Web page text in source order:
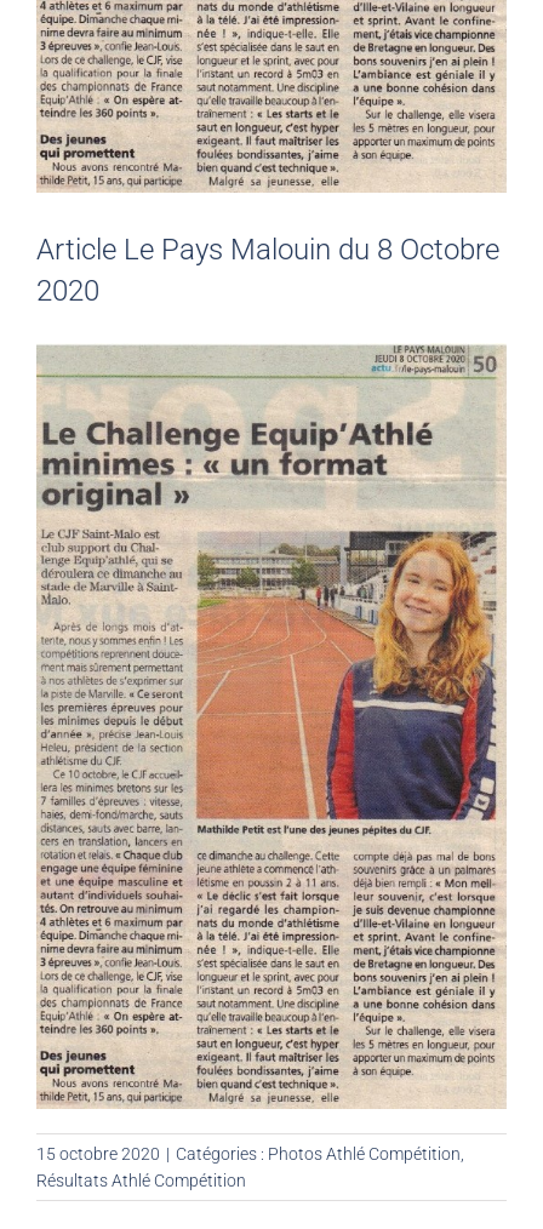
Article Le Pays Malouin du 8 Octobre
2020
15 octobre 2020 | Catégories : Photos Athlé Compétition,
Résultats Athlé Compétition